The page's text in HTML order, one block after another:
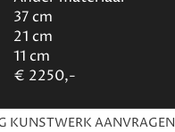
37cm
21 cm
11 cm
€ 2250,-
KUNSTWERK AANVRAGEN